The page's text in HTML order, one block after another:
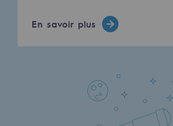
En savoir plus